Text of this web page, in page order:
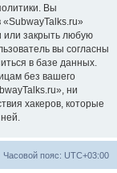
Вы
или закрыть любую
вы согласны
в базе данных.
без вашего
ни
хакеров, которые
Часовой пояс: UTC+03:00